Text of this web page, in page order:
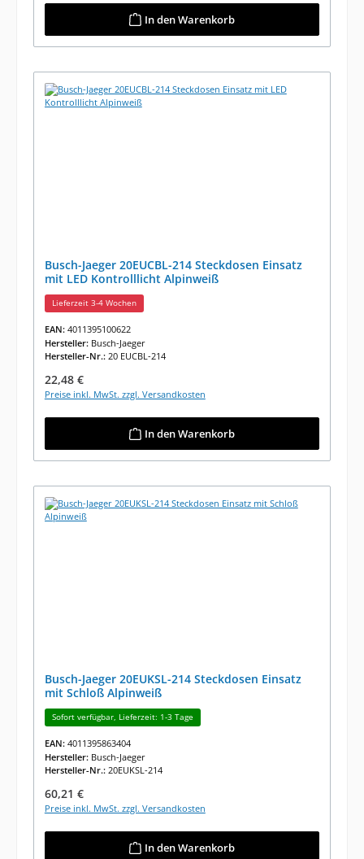
In den Warenkorb
Busch-Jaeger 20EUCBL-214 Steckdosen Einsatz
mit LED Kontrolllicht Alpinweiß
Lieferzeit 3-4 Wochen
EAN: 4011395100622
Hersteller: Busch-Jaeger
Hersteller-Nr.: 20 EUCBL-214
Regulärer Preis:
22,48 €
Preise inkl. MwSt. zzgl. Versandkosten
In den Warenkorb
Busch-Jaeger 20EUKSL-214 Steckdosen Einsatz
mit Schloß Alpinweiß
Sofort verfügbar, Lieferzeit: 1-3 Tage
EAN: 4011395863404
Hersteller: Busch-Jaeger
Hersteller-Nr.: 20EUKSL-214
Regulärer Preis:
60,21 €
Preise inkl. MwSt. zzgl. Versandkosten
In den Warenkorb